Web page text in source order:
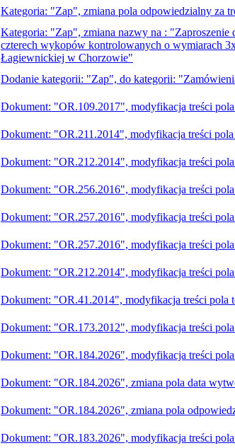
Kategoria: "Zap", zmiana pola odpowiedzialny za
Kategoria: "Zap", zmiana nazwy na : "Zaproszenie
czterech wykopów kontrolowanych o wymiarach
Łagiewnickiej w Chorzowie"
Dodanie kategorii: "Zap", do kategorii:
Dokument: "OR.109.2017", modyfikacja treści
Dokument: "OR.211.2014", modyfikacja treści
Dokument: "OR.212.2014", modyfikacja treści
Dokument: "OR.256.2016", modyfikacja treści
Dokument: "OR.257.2016", modyfikacja treści
Dokument: "OR.257.2016", modyfikacja treści
Dokument: "OR.212.2014", modyfikacja treści
Dokument: "OR.41.2014", modyfikacja treści pola
Dokument: "OR.173.2012", modyfikacja treści
Dokument: "OR.184.2026", modyfikacja treści
Dokument: "OR.184.2026", zmiana pola data
Dokument: "OR.184.2026", zmiana pola
Dokument: "OR.183.2026", modyfikacja treści